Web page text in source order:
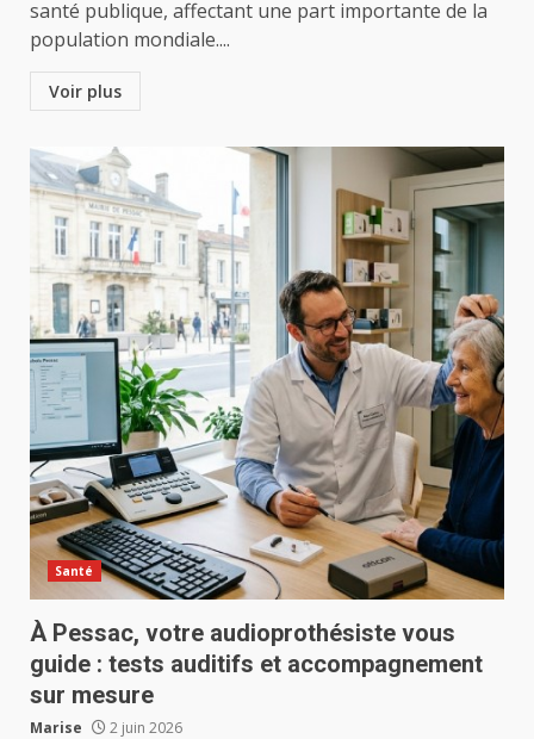
santé publique, affectant une part importante de la
population mondiale....
Voir plus
Santé
À Pessac, votre audioprothésiste vous
guide : tests auditifs et accompagnement
sur mesure
Marise 2 juin 2026